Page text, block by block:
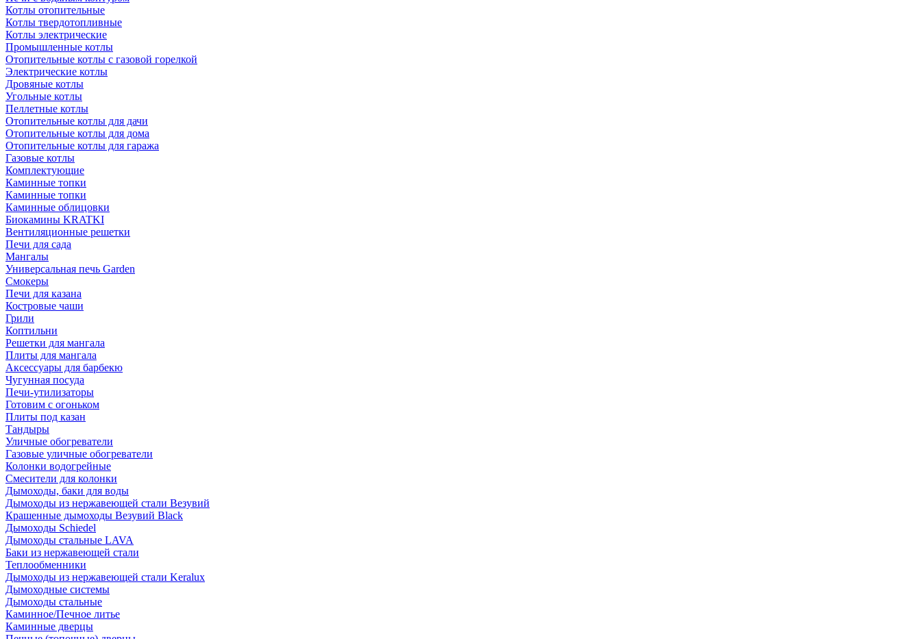
Котлы отопительные
Котлы твердотопливные
Котлы электрические
Промышленные котлы
Отопительные котлы с газовой горелкой
Электрические котлы
Дровяные котлы
Угольные котлы
Пеллетные котлы
Отопительные котлы для дачи
Отопительные котлы для дома
Отопительные котлы для гаража
Газовые котлы
Комплектующие
Каминные топки
Каминные топки
Каминные облицовки
Биокамины KRATKI
Вентиляционные решетки
Печи для сада
Мангалы
Универсальная печь Garden
Смокеры
Печи для казана
Костровые чаши
Грили
Коптильни
Решетки для мангала
Плиты для мангала
Аксессуары для барбекю
Чугунная посуда
Печи-утилизаторы
Готовим с огоньком
Плиты под казан
Тандыры
Уличные обогреватели
Газовые уличные обогреватели
Колонки водогрейные
Смесители для колонки
Дымоходы, баки для воды
Дымоходы из нержавеющей стали Везувий
Крашенные дымоходы Везувий Black
Дымоходы Schiedel
Дымоходы стальные LAVA
Баки из нержавеющей стали
Теплообменники
Дымоходы из нержавеющей стали Keralux
Дымоходные системы
Дымоходы стальные
Каминное/Печное литье
Каминные дверцы